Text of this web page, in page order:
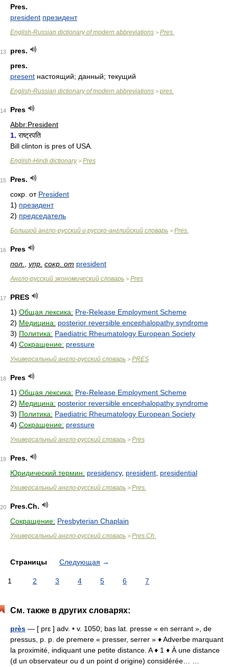
Pres.
president президент
English-Russian dictionary of modern abbreviations > Pres.
13
pres.
pres.
present настоящий; данный; текущий
English-Russian dictionary of modern abbreviations > pres.
14
Pres
Abbr:President
1. राष्ट्रपति
Bill clinton is pres of USA.
English-Hindi dictionary> Pres
15
Pres.
сокр. от President
1) президент
2) председатель
Большой англо-русский и русско-английский словарь > Pres.
16
Pres
пол.
упр. сокр. от president
Англо-русский экономический словарь > Pres
17
PRES
1) Общая лексика: Pre-Release Employment Scheme
2) Медицина: posterior reversible encephalopathy syndrome
3) Политика: Paediatric Rheumatology European Society
4) Сокращение: pressure
Универсальный англо-русский словарь > PRES
18
Pres
1) Общая лексика: Pre-Release Employment Scheme
2) Медицина: posterior reversible encephalopathy syndrome
3) Политика: Paediatric Rheumatology European Society
4) Сокращение: pressure
Универсальный англо-русский словарь > Pres
19
Pres.
Юридический термин: presidency, president presidential
Универсальный англо-русский словарь > Pres.
20
Pres.Ch.
Сокращение: Presbyterian Chaplain
Универсальный англо-русский словарь > Pres.Ch.
Страницы Следующая →
1 2 3 4 5 6 7
См. также в других словарях:
près — [ prɛ ] adv. • v. 1050; bas lat. presse « en serrant », de
pressus, p. p. de premere « presser, serrer » ♦ Adverbe marquant
la proximité, indiquant une petite distance. A ♦ 1 ♦ À une distance
(d un observateur ou d un point d origine) considérée… …